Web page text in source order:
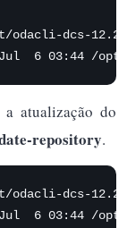
dcs-
6 03:44 /opt/
atualização do
repository.
dcs-
6 03:44 /opt/